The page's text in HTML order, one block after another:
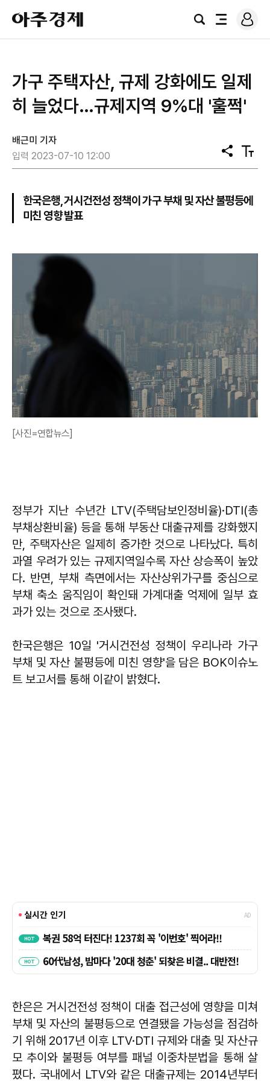
아
주
경
검
전
로
그
가구 주택자산, 규제 강화에도 일제
히 늘었다…규제지역 9%대 '훌쩍'
배근미 기자
입력 2023-07-10 12:00
공
유
텍
스
기
한국은행, 거시건전성 정책이 가구 부채 및 자산 불평등에
미친 영향 발표
[사진=연합뉴스]
정부가 지난 수년간 LTV(주택담보인정비율)·DTI(총
부채상환비율) 등을 통해 부동산 대출규제를 강화했지
만, 주택자산은 일제히 증가한 것으로 나타났다. 특히
과열 우려가 있는 규제지역일수록 자산 상승폭이 높았
다. 반면, 부채 측면에서는 자산상위가구를 중심으로
부채 축소 움직임이 확인돼 가계대출 억제에 일부 효
과가 있는 것으로 조사됐다.
한국은행은 10일 '거시건전성 정책이 우리나라 가구
부채 및 자산 불평등에 미친 영향'을 담은 BOK이슈노
트 보고서를 통해 이같이 밝혔다.
한은은 거시건전성 정책이 대출 접근성에 영향을 미쳐
부채 및 자산의 불평등으로 연결됐을 가능성을 점검하
기 위해 2017년 이후 LTV·DTI 규제와 대출 및 자산규
모 추이와 불평등 여부를 패널 이중차분법을 통해 살
폈다. 국내에서 LTV와 같은 대출규제는 2014년부터